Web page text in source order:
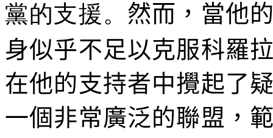
黨的支援。 然而，當他
身似乎不足以克服科羅
在他的支持者中攪起了
一個非常廣泛的聯盟，